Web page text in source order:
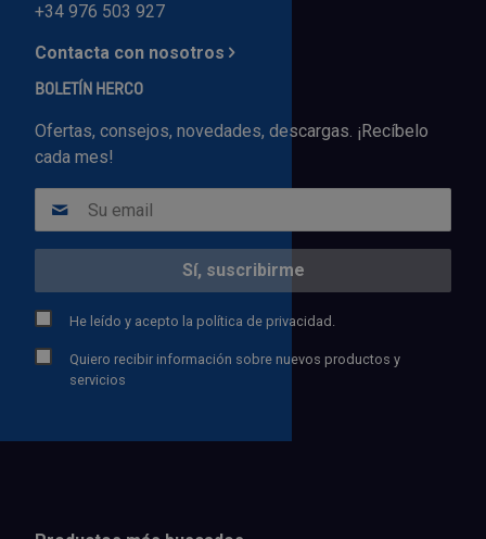
+34 976 503 927
Contacta con nosotros
BOLETÍN HERCO
Ofertas, consejos, novedades, descargas. ¡Recíbelo
cada mes!
He leído y acepto la política de privacidad.
Quiero recibir información sobre nuevos productos y
servicios